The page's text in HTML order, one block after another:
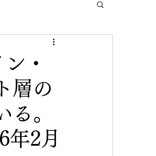
・
層の
。
年2月